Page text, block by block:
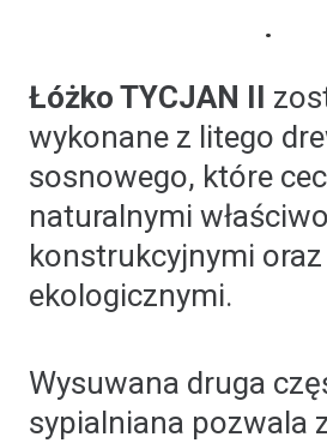
.
Łóżko TYCJAN II
wykonane z litego
sosnowego, które
naturalnymi
konstrukcyjnymi oraz
ekologicznymi.
Wysuwana druga
sypialniana pozwala